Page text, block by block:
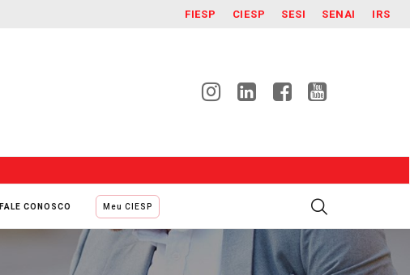
FIESP CIESP SESI SENAI IRS
FALE CONOSCO Meu CIESP